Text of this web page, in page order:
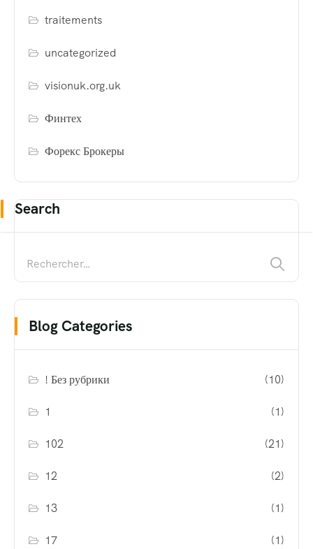
traitements
uncategorized
visionuk.org.uk
Финтех
Форекс Брокеры
Search
Blog Categories
! Без рубрики (10)
1 (1)
102 (21)
12 (2)
13 (1)
17 (1)